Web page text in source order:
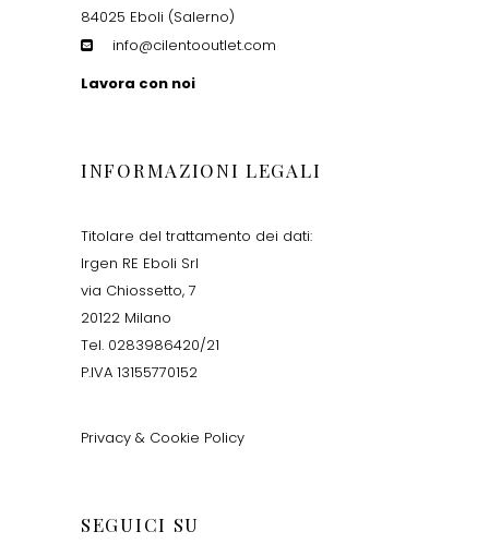
84025 Eboli (Salerno)
info@cilentooutlet.com
Lavora con noi
INFORMAZIONI LEGALI
Titolare del trattamento dei dati:
Irgen RE Eboli Srl
via Chiossetto, 7
20122 Milano
Tel. 0283986420/21
P.IVA 13155770152
Privacy & Cookie Policy
SEGUICI SU